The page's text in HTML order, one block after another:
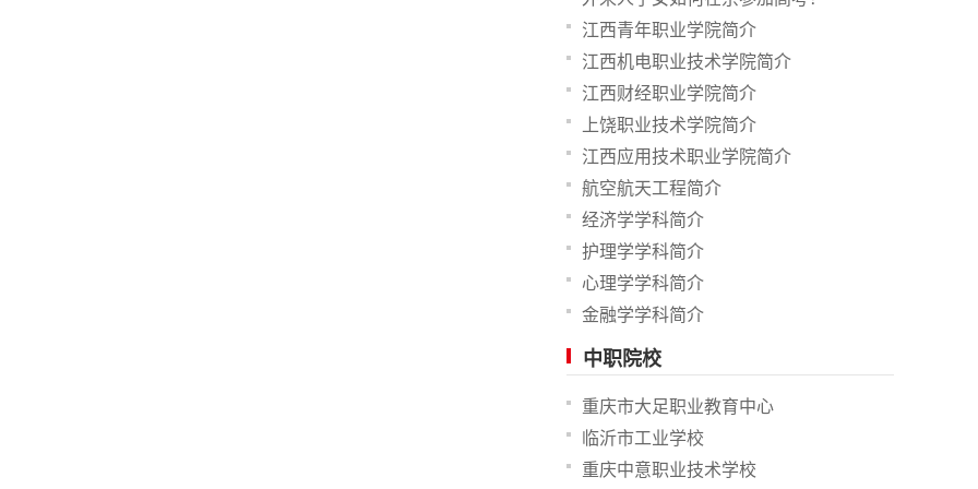
江西青年职业学院简介
江西机电职业技术学院简介
江西财经职业学院简介
上饶职业技术学院简介
江西应用技术职业学院简介
航空航天工程简介
经济学学科简介
护理学学科简介
心理学学科简介
金融学学科简介
中职院校
重庆市大足职业教育中心
临沂市工业学校
重庆中意职业技术学校